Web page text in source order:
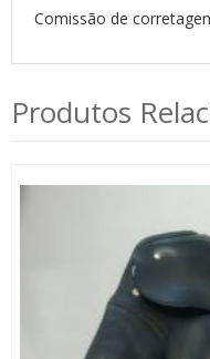
Comissão de
Produtos